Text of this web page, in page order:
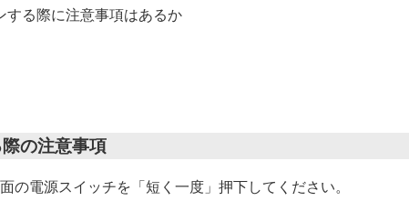
する際に注意事項はあるか
の注意事項
の電源スイッチを「短く一度」押下してください。